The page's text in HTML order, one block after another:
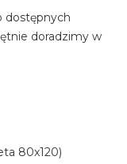
dostępnych
doradzimy w
80x120)